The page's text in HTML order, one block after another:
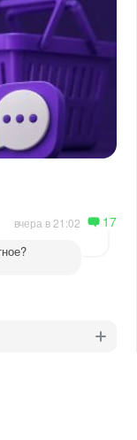
вчера в 21:02 17